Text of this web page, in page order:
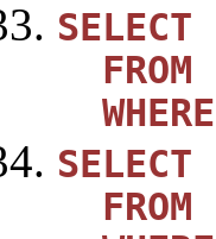
SELECT
FROM
WHERE
SELECT
FROM